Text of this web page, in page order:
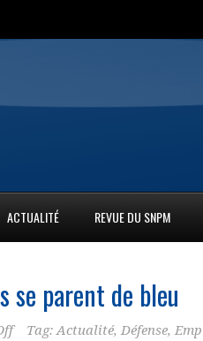
ACTUALITÉ REVUE DU SNPM
se parent de bleu
Tag: Actualité, Défense,